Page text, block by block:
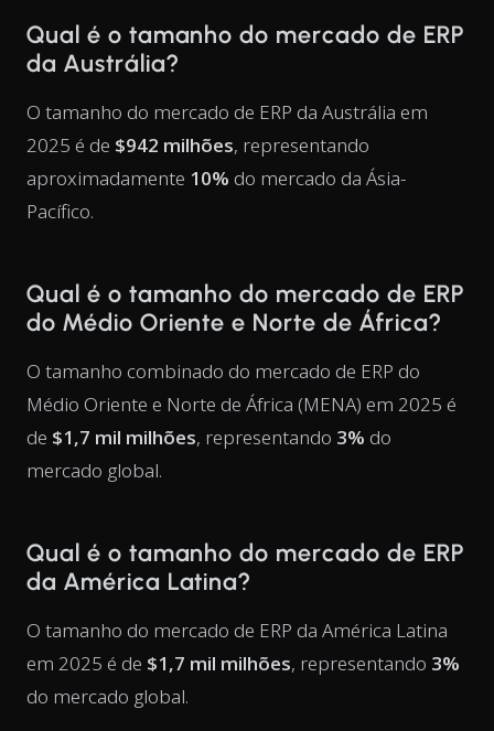
Qual é o tamanho do mercado de ERP
da Austrália?
O tamanho do mercado de ERP da Austrália em
2025 é de $942 milhões, representando
aproximadamente 10% do mercado da Ásia-
Pacífico.
Qual é o tamanho do mercado de ERP
do Médio Oriente e Norte de África?
O tamanho combinado do mercado de ERP do
Médio Oriente e Norte de África (MENA) em 2025 é
de $1,7 mil milhões, representando 3% do
mercado global.
Qual é o tamanho do mercado de ERP
da América Latina?
O tamanho do mercado de ERP da América Latina
em 2025 é de $1,7 mil milhões, representando 3%
do mercado global.